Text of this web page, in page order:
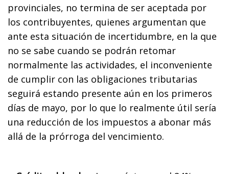
provinciales, no termina de ser aceptada por
los contribuyentes, quienes argumentan que
ante esta situación de incertidumbre, en la que
no se sabe cuando se podrán retomar
normalmente las actividades, el inconveniente
de cumplir con las obligaciones tributarias
seguirá estando presente aún en los primeros
días de mayo, por lo que lo realmente útil sería
una reducción de los impuestos a abonar más
allá de la prórroga del vencimiento.